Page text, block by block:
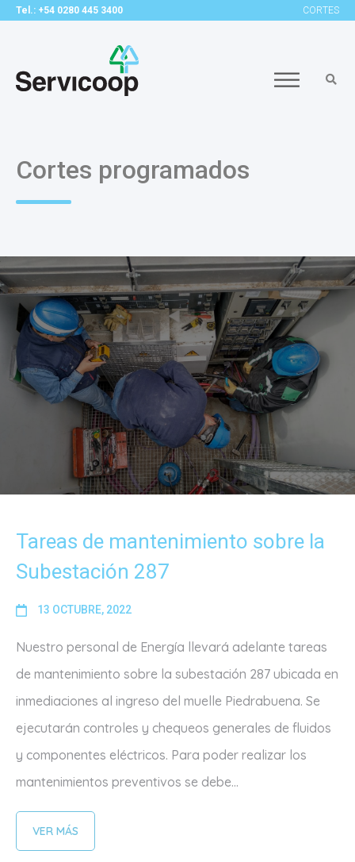
Tel.: +54 0280 445 3400 CORTES
Cortes programados
Tareas de mantenimiento sobre la
Subestación 287
13 OCTUBRE, 2022
Nuestro personal de Energía llevará adelante tareas
de mantenimiento sobre la subestación 287 ubicada en
inmediaciones al ingreso del muelle Piedrabuena. Se
ejecutarán controles y chequeos generales de fluidos
y componentes eléctricos. Para poder realizar los
mantenimientos preventivos se debe...
VER MÁS